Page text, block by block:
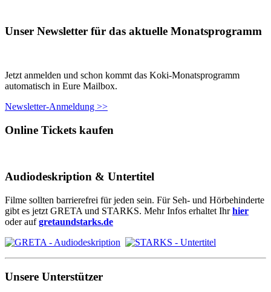
Unser Newsletter für das aktuelle Monatsprogramm
Jetzt anmelden und schon kommt das Koki-Monatsprogramm
automatisch in Eure Mailbox.
Newsletter-Anmeldung >>
Online Tickets kaufen
Audiodeskription & Untertitel
Filme sollten barrierefrei für jeden sein. Für Seh- und Hörbehinderte
gibt es jetzt GRETA und STARKS. Mehr Infos erhaltet Ihrhier
oder aufgretaundstarks.de
Unsere Unterstützer